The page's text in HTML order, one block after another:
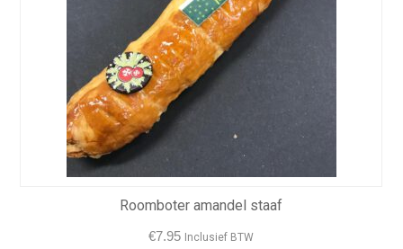
Roomboter amandel staaf
€7.95 Inclusief BTW